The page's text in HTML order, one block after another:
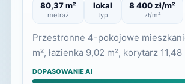
80,37 m²
metraż
lokal
typ
8 400 zł/m²
zł/m²
Przestronne 4-pokojowe
m², łazienka 9,02 m², korytarz
DOPASOWANIE AI